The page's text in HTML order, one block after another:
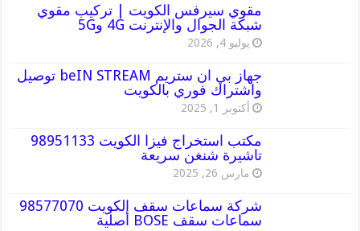
مقوي سيرفس الكويت | تركيب مقوي
شبكة الجوال والإنترنت 4G و5G
يوليو 4, 2026
جهاز بي ان ستريم beIN STREAM توصيل
واشتراك فوري بالكويت
أكتوبر 1, 2025
مكتب استخراج فيزا الكويت 98951133
تاشيرة شنغن سريعة
مارس 26, 2025
شركة سماعات سقف الكويت 98577070
سماعات سقف BOSE أصلية